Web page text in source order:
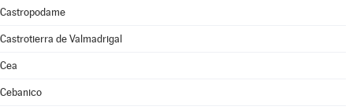
Castropodame
Castrotierra de Valmadrigal
Cea
Cebanico